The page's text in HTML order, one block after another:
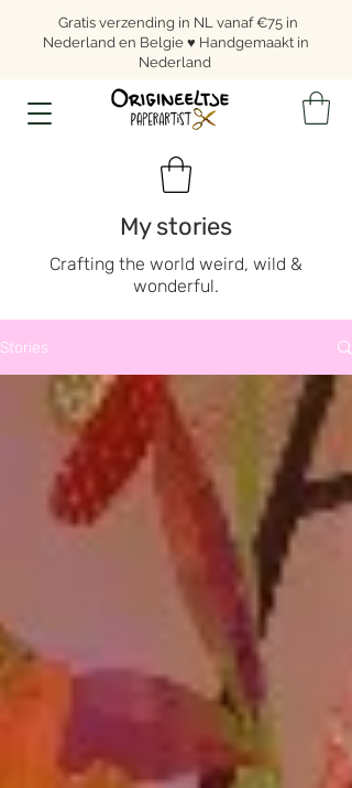
Gratis verzending in NL vanaf €75 in
Nederland en Belgie ♥ Handgemaakt in
Nederland
My stories
Crafting the world weird, wild &
wonderful.
Stories